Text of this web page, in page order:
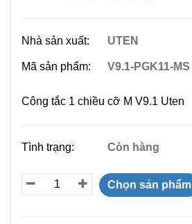
Nhà sản xuất: UTEN
Mã sản phẩm: V9.1-PGK11-MS
Công tắc 1 chiều cỡ M V9.1 Uten
Tình trạng: Còn hàng
Chọn sản phẩm